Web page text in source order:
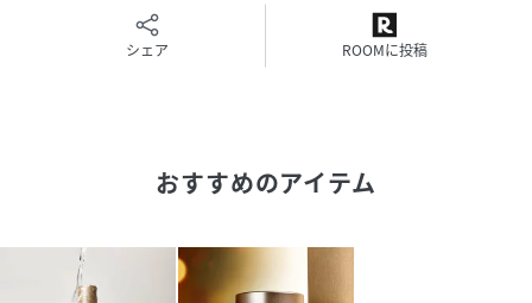
粘りがあるのに高浸透でべたつきが気になりません。
シェア ROOMに投稿
おすすめのアイテム